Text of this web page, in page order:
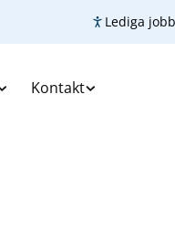
Lediga
Kontakt